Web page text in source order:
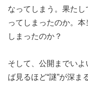
なってしまう。果た
ってしまったのか。
しまったのか？
そして、公開までい
ば見るほど“謎”が深ま